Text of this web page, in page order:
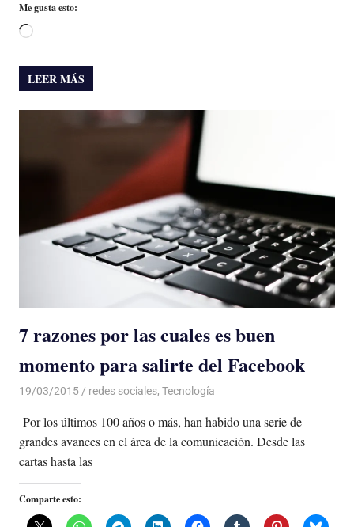
Me gusta esto:
Cargando...
LEER MÁS
7 razones por las cuales es buen
momento para salirte del Facebook
19/03/2015 Luis Castellanos
redes sociales, Tecnología
Por los últimos 100 años o más, han habido una serie de
grandes avances en el área de la comunicación. Desde las
cartas hasta las
Comparte esto: